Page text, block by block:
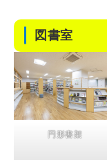
図書室
円形書架